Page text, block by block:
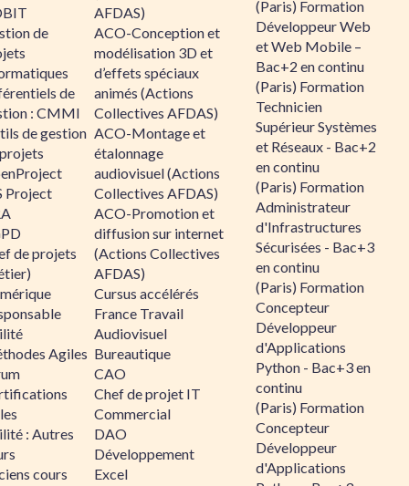
de
de
: CMMI
de gestion
Project
de projets
Agiles
: Autres
cours
AFDAS)
ACO-Conception et
modélisation 3D et
d’effets spéciaux
animés (Actions
Collectives AFDAS)
ACO-Montage et
étalonnage
audiovisuel (Actions
Collectives AFDAS)
ACO-Promotion et
diffusion sur internet
(Actions Collectives
AFDAS)
Cursus accélérés
France Travail
Audiovisuel
Bureautique
CAO
Chef de projet IT
Commercial
DAO
Développement
Excel
(Paris) Formation
Développeur Web
et Web Mobile –
Bac+2 en continu
(Paris) Formation
Technicien
Supérieur Systèmes
et Réseaux - Bac+2
en continu
(Paris) Formation
Administrateur
d'Infrastructures
Sécurisées - Bac+3
en continu
(Paris) Formation
Concepteur
Développeur
d'Applications
Python - Bac+3 en
continu
(Paris) Formation
Concepteur
Développeur
d'Applications